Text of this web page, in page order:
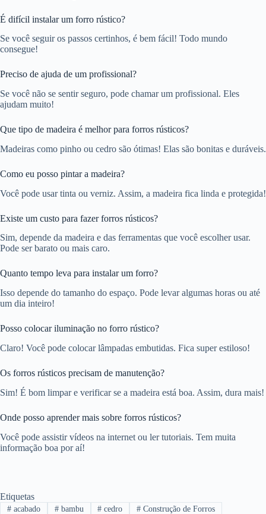
É difícil instalar um forro rústico?
Se você seguir os passos certinhos, é bem fácil! Todo mundo
consegue!
Preciso de ajuda de um profissional?
Se você não se sentir seguro, pode chamar um profissional. Eles
ajudam muito!
Que tipo de madeira é melhor para forros rústicos?
Madeiras como pinho ou cedro são ótimas! Elas são bonitas e duráveis.
Como eu posso pintar a madeira?
Você pode usar tinta ou verniz. Assim, a madeira fica linda e protegida!
Existe um custo para fazer forros rústicos?
Sim, depende da madeira e das ferramentas que você escolher usar.
Pode ser barato ou mais caro.
Quanto tempo leva para instalar um forro?
Isso depende do tamanho do espaço. Pode levar algumas horas ou até
um dia inteiro!
Posso colocar iluminação no forro rústico?
Claro! Você pode colocar lâmpadas embutidas. Fica super estiloso!
Os forros rústicos precisam de manutenção?
Sim! É bom limpar e verificar se a madeira está boa. Assim, dura mais!
Onde posso aprender mais sobre forros rústicos?
Você pode assistir vídeos na internet ou ler tutoriais. Tem muita
informação boa por aí!
Etiquetas
#acabado #bambu # cedro # Construção de Forros